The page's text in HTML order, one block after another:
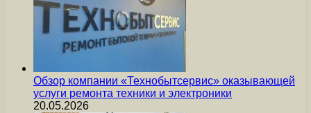
Обзор компании «Технобытсервис» оказывающей
услуги ремонта техники и электроники
20.05.2026